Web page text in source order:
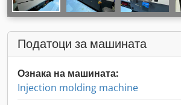
Податоци за машината
Ознака на машината:
Injection molding machine